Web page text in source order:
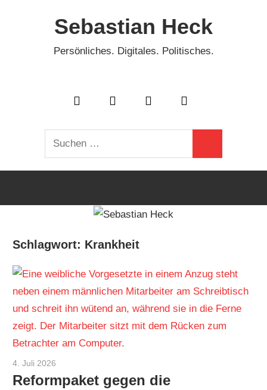
Sebastian Heck
Persönliches. Digitales. Politisches.
Suchen
nach:
Schlagwort: Krankheit
4. Juli 2026
Reformpaket gegen die